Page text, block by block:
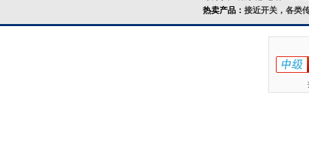
热卖产品： 接近开关，各类